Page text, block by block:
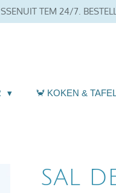
TEM 24/7.
🦀 KOKEN &
SAL